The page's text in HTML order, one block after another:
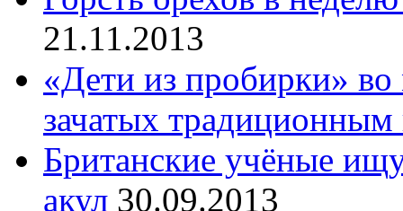
21.11.2013
«Дети из пробирки» во
зачатых традиционным
Британские учёные
акул 30.09.2013